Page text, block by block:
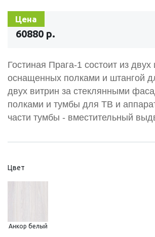
Цена
60880 р.
Гостиная Прага-1 состоит из
оснащенных полками и штангой
двух витрин за стеклянными
полками и тумбы для ТВ и
части тумбы - вместительный
Цвет
Анкор белый